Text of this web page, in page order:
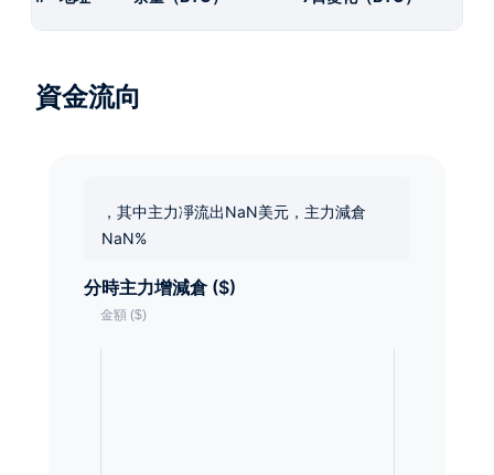
資金流向
，其中主力凈流出NaN美元，主力減倉
NaN%
分時主力增減倉 ($)